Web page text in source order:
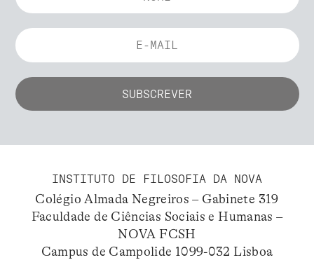
INSTITUTO DE FILOSOFIA DA NOVA
Colégio Almada Negreiros – Gabinete 319
Faculdade de Ciências Sociais e Humanas –
NOVA FCSH
Campus de Campolide 1099-032 Lisboa